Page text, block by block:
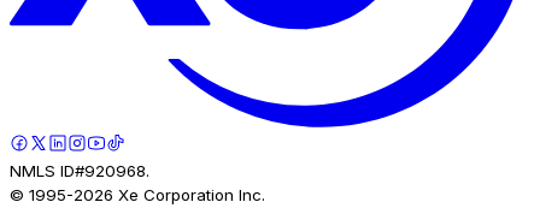
NMLS ID#920968.
© 1995-2026 Xe Corporation Inc.